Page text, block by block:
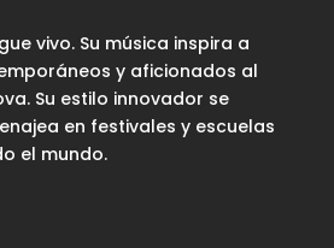
vivo. Su música inspira a
y aficionados al
Su estilo innovador se
en festivales y escuelas
el mundo.